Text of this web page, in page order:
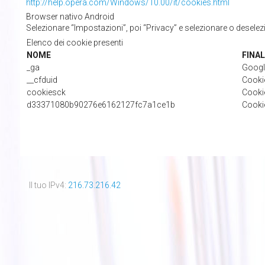
http://help.opera.com/Windows/10.00/it/cookies.html
Browser nativo Android
Selezionare “Impostazioni”, poi “Privacy” e selezionare o
Elenco dei cookie presenti
NOME
_ga
__cfduid
cookiesck
d33371080b90276e6162127fc7a1ce1b
Il tuo IPv4: 216.73.216.42